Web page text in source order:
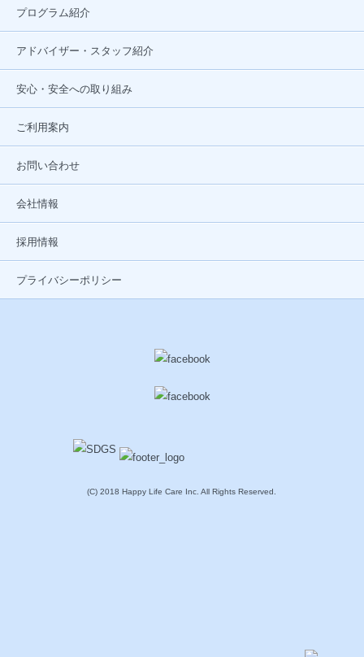
プログラム紹介
アドバイザー・スタッフ紹介
安心・安全への取り組み
ご利用案内
お問い合わせ
会社情報
採用情報
プライバシーポリシー
(C) 2018 Happy Life Care Inc. All Rights Reserved.